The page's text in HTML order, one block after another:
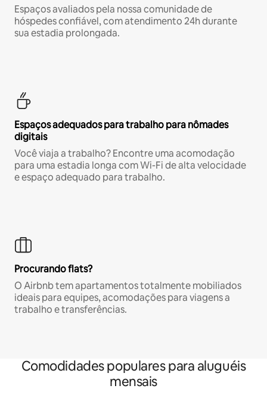
Espaços avaliados pela nossa comunidade de
hóspedes confiável, com atendimento 24h durante
sua estadia prolongada.
Espaços adequados para trabalho para nômades
digitais
Você viaja a trabalho? Encontre uma acomodação
para uma estadia longa com Wi-Fi de alta velocidade
e espaço adequado para trabalho.
Procurando flats?
O Airbnb tem apartamentos totalmente mobiliados
ideais para equipes, acomodações para viagens a
trabalho e transferências.
Comodidades populares para aluguéis
mensais